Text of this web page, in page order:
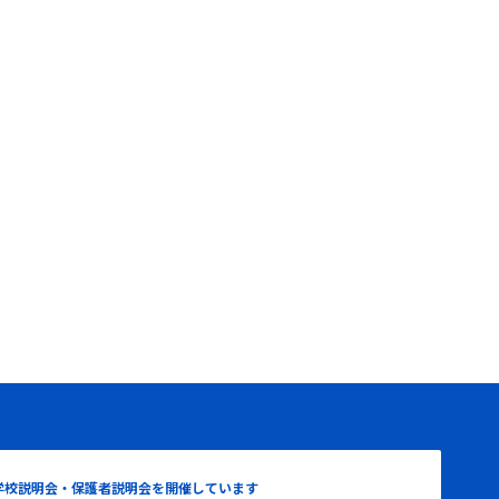
校説明会・保護者説明会を開催しています